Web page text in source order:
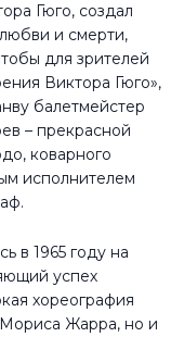
Гюго, создал
и смерти,
для зрителей
Виктора Гюго»,
балетмейстер
– прекрасной
коварного
исполнителем
в 1965 году на
успех
хореография
Жарра, но и